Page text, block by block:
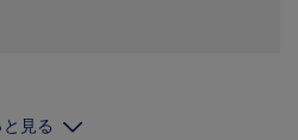
見る